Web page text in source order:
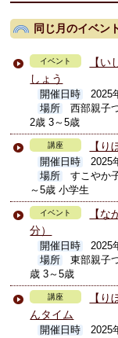
同じ月のイベン
イベント
【
しょう
開催日時
2025
場所
西部親子
2歳 3～5歳
講座 【
開催日時
2025
場所
すこやか
～5歳 小学生
イベント
【
分）
開催日時
2025
場所
東部親子
歳 3～5歳
講座
【
んタイム
開催日時
2025